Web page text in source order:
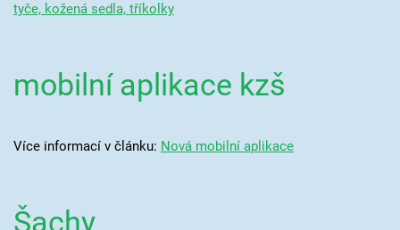
tyče, kožená sedla, tříkolky
mobilní aplikace kzš
Více informací v článku: Nová mobilní aplikace
Šachy